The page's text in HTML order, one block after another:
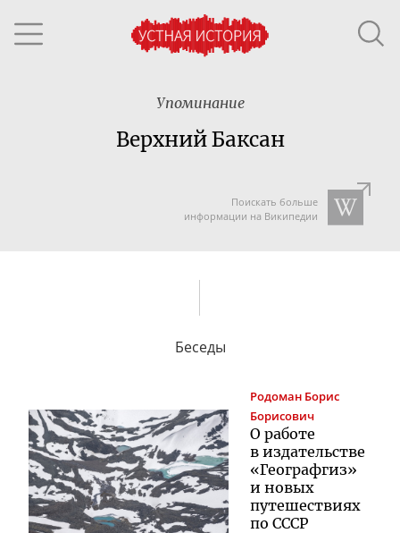
Упоминание
Верхний Баксан
Поискать больше
информации на Википедии
Беседы
Родоман Борис
Борисович
О работе
в издательстве
«Географгиз»
и новых
путешествиях
по СССР